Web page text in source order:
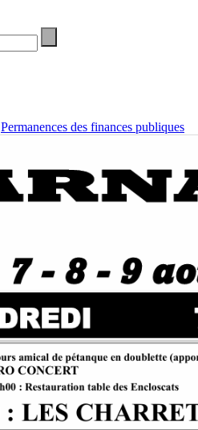
Permanences des finances publiques